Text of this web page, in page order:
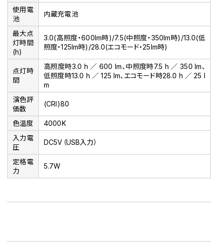
使用電
池
内蔵充電池
最大点
灯時間
(h)
3.0(高照度・600lm時)/7.5(中照度・350lm時)/13.0(低
照度・125lm時)/28.0(エコモード・25lm時)
点灯時
間
高照度時3.0 h ／ 600 lm、中照度時7.5 h ／ 350 lm、
低照度時13.0 h ／ 125 lm、エコモード時28.0 h ／ 25 l
m
演色評
価数
(CRI)80
色温度
4000K
入力電
圧
DC5V（USB入力）
定格電
力
5.7W